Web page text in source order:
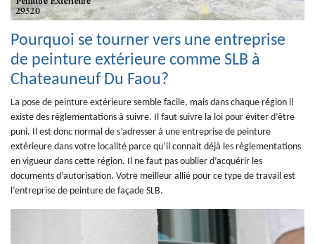
Pourquoi se tourner vers une entreprise
de peinture extérieure comme SLB à
Chateauneuf Du Faou?
La pose de peinture extérieure semble facile, mais dans chaque région il
existe des règlementations à suivre. Il faut suivre la loi pour éviter d’être
puni. Il est donc normal de s’adresser à une entreprise de peinture
extérieure dans votre localité parce qu’il connait déjà les règlementations
en vigueur dans cette région. Il ne faut pas oublier d’acquérir les
documents d’autorisation. Votre meilleur allié pour ce type de travail est
l’entreprise de peinture de façade SLB.